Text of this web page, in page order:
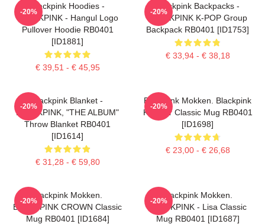
Blackpink Hoodies -
BLACKPINK - Hangul Logo
Pullover Hoodie RB0401
[ID1881]
€ 39,51 - € 45,95
-20%
Blackpink Backpacks -
BLACKPINK K-POP Group
Backpack RB0401 [ID1753]
€ 33,94 - € 38,18
-20%
Blackpink Blanket -
BLACKPINK, "THE ALBUM"
Throw Blanket RB0401
[ID1614]
€ 31,28 - € 59,80
-20%
Blackpink Mokken. Blackpink
Knipper Classic Mug RB0401
[ID1698]
€ 23,00 - € 26,68
-20%
Blackpink Mokken.
BLACKPINK CROWN Classic
Mug RB0401 [ID1684]
-20%
Blackpink Mokken.
BLACKPINK - Lisa Classic
Mug RB0401 [ID1687]
-20%